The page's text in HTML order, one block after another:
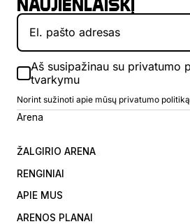
Aš susipažinau su privatumo
tvarkymu
Norint sužinoti apie mūsų privatumo
Arena
ŽALGIRIO ARENA
RENGINIAI
APIE MUS
ARENOS PLANAI